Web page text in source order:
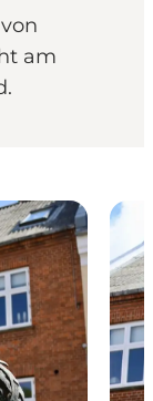
am